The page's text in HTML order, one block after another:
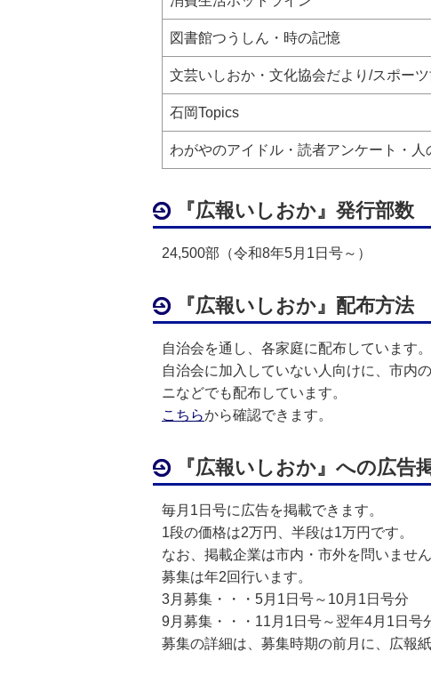
図書館つうしん・時の記憶
文芸いしおか・文化協会だより/スポーツ
石岡Topics
わがやのアイドル・読者アンケート・人
『広報いしおか』発行部数
24,500部（令和8年5月1日号～）
『広報いしおか』配布方法
自治会を通し、各家庭に配布しています。
自治会に加入していない人向けに、市内
ニなどでも配布しています。
こちらから確認できます。
『広報いしおか』への広告
毎月1日号に広告を掲載できます。
1段の価格は2万円、半段は1万円です。
なお、掲載企業は市内・市外を問いませ
募集は年2回行います。
3月募集・・・5月1日号～10月1日号分
9月募集・・・11月1日号～翌年4月1日号
募集の詳細は、募集時期の前月に、広報